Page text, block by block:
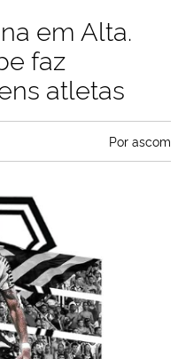
em Alta.
faz
atletas
Por ascom